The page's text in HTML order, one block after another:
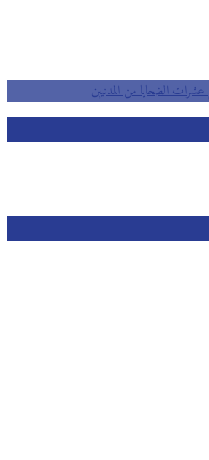
الضحايا من المدنيين